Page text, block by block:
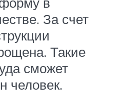
За счет
Такие
сможет
человек.